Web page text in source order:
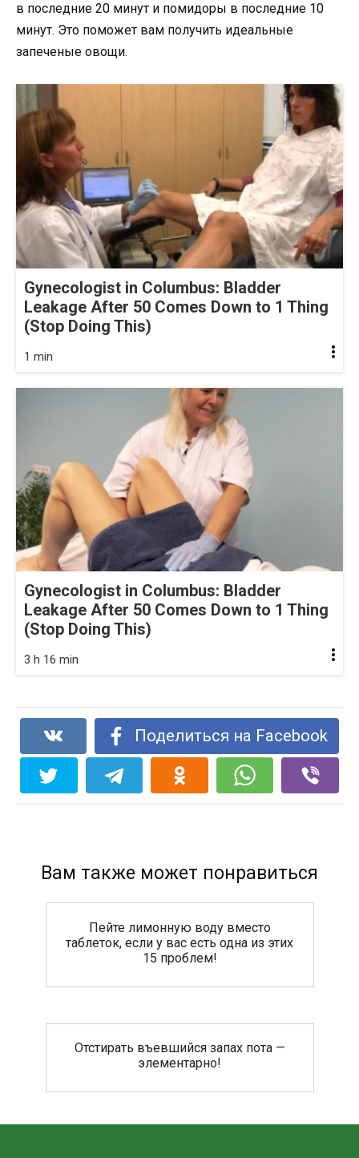
в последние 20 минут и помидоры в последние 10
минут. Это поможет вам получить идеальные
запеченые овощи.
Gynecologist in Columbus: Bladder
Leakage After 50 Comes Down to 1 Thing
(Stop Doing This)
1 min
Gynecologist in Columbus: Bladder
Leakage After 50 Comes Down to 1 Thing
(Stop Doing This)
3 h 16 min
Поделиться на Facebook
Вам также может понравиться
Пейте лимонную воду вместо
таблеток, если у вас есть одна из этих
15 проблем!
Отстирать въевшийся запах пота —
элементарно!